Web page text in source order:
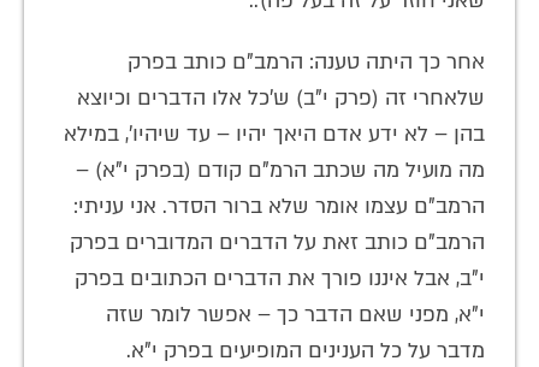
אחר כך היתה טענה: הרמב"ם כותב בפרק
שלאחרי זה (פרק י"ב) ש'כל אלו הדברים וכיוצא
בהן – לא ידע אדם היאך יהיו – עד שיהיו', במילא
מה מועיל מה שכתב הרמ"ם קודם (בפרק י"א) –
הרמב"ם עצמו אומר שלא ברור הסדר. אני עניתי:
הרמב"ם כותב זאת על הדברים המדוברים בפרק
י"ב, אבל איננו פורך את הדברים הכתובים בפרק
י"א, מפני שאם הדבר כך – אפשר לומר שזה
מדבר על כל הענינים המופיעים בפרק י"א.